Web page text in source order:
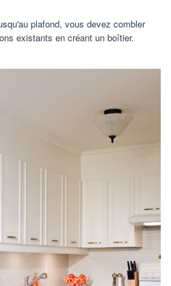
plafond, vous devez combler
existants en créant un boîtier.